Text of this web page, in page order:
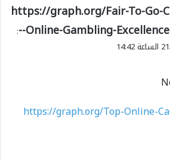
https://graph.org/Fair-To-Go-
--Online-Gambling-
:
https://graph.org/Top-Online-